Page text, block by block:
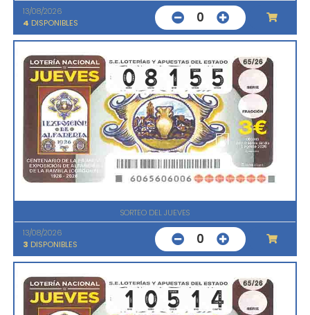
13/08/2026
4 DISPONIBLES 0
SORTEO DEL JUEVES
13/08/2026
3 DISPONIBLES 0